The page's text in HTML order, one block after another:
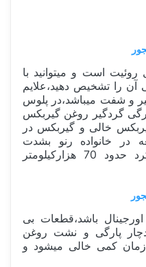
است و میتوانید با
آن را تشخیص دهید،علایم
و شفت میباشد،در پلوس
در صورت پارگی گردگیر روغن گیربکس
خالی و گیربکس در
در خانواده رنو بشدت
مصرفی بوده و بعد از کارکرد حدود 70 هزارکیلومتر
باشد،قطعات بی
پارگی و نشت روغن
کمی خالی میشود و